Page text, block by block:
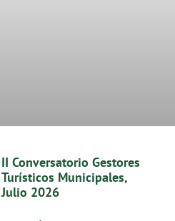
II Conversatorio Gestores
Turísticos Municipales,
Julio 2026